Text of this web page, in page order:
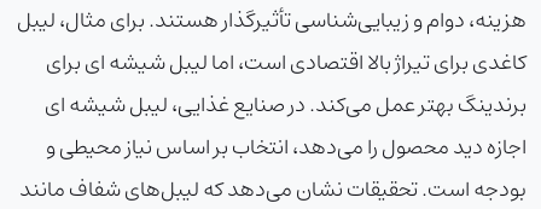
هزینه، دوام و زیبایی‌شناسی تأثیرگذار هستند. برای مثال، لیبل
کاغدی برای تیراژ بالا اقتصادی است، اما لیبل شیشه ای برای
برندینگ بهتر عمل می‌کند. در صنایع غذایی، لیبل شیشه ای
اجازه دید محصول را می‌دهد، انتخاب بر اساس نیاز محیطی و
بودجه است. تحقیقات نشان می‌دهد که لیبل‌های شفاف مانند